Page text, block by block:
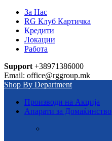
За Нас
RG Клуб Картичка
Кредити
Локации
Работа
Support +38971386000
Email: office@rggroup.mk
Shop By Department
Производи на Акција
Апарати за Домаќинство